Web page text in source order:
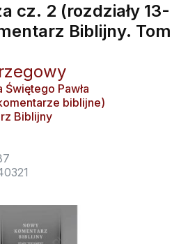
Multimedia
Dzieci
Podręczniki
dydaktyczne
cz. 2 (rozdziały 13-
Biblijny. Tom
Świętego Pawła
biblijne)
Biblijny